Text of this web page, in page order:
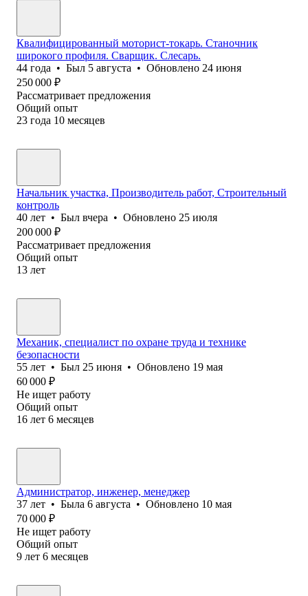
Квалифицированный моторист-токарь. Станочник
широкого профиля. Сварщик. Слесарь.
44 года • Был 5 августа • Обновлено 24 июня
250 000 ₽
Рассматривает предложения
Общий опыт
23 года 10 месяцев
Начальник участка, Производитель работ, Строительный
контроль
40 лет • Был вчера • Обновлено 25 июля
200 000 ₽
Рассматривает предложения
Общий опыт
13 лет
Механик, специалист по охране труда и технике
безопасности
55 лет • Был 25 июня • Обновлено 19 мая
60 000 ₽
Не ищет работу
Общий опыт
16 лет 6 месяцев
Администратор, инженер, менеджер
37 лет • Была 6 августа • Обновлено 10 мая
70 000 ₽
Не ищет работу
Общий опыт
9 лет 6 месяцев